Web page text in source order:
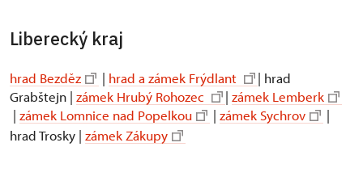
Liberecký kraj
hrad Bezděz | hrad a zámek Frýdlant
| hrad
Grabštejn | zámek Hrubý Rohozec | zámek Lemberk
| zámek Lomnice nad Popelkou | zámek Sychrov
|
hrad Trosky | zámek Zákupy